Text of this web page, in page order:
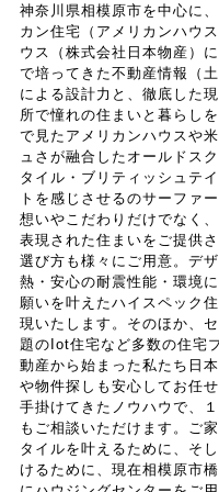
報などの履歴情報およ
提携先のサービスを利
収集します。
第３条（個人情報
当社が個人情報を収集
です。
（1）ユーザーに自分の
の閲覧を行っていただ
支払方法などの登録情
れた商品，およびそれ
する目的
（2）ユーザーにお知ら
レスを利用する場合や
に応じて連絡したりす
情報を利用する目的
（3）ユーザーの本人確
神奈川県相模原市を中心に
カン住宅（アメリカンハウ
ウス（株式会社日本物産）
で培ってきた不動産情報（
による設計力と、徹底した
所で憧れの住まいと暮らし
で見たアメリカンハウスや
ュさが融合したオールドス
タイル・ブリティッシュテ
トを感じさせるのサーファ
想いやこだわりだけでなく
表現された住まいをご提供
選び方も様々にご用意。デ
熱・安心の耐震性能・環境
願いを叶えたハイスペック
現いたします。そのほか、
題のIot住宅など多数の住宅
動産から始まった私たち日
や物件探しも安心してお任
手掛けてきたノウハウで、
もご相談いただけます。ご
タイルを叶えるために、そ
けるために、現在相模原市